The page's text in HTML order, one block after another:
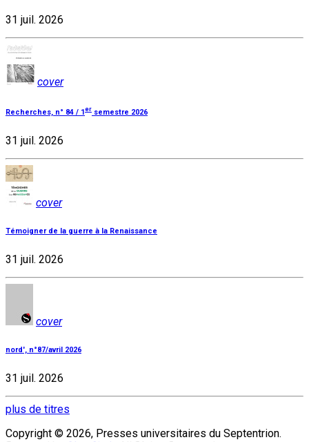
31 juil. 2026
cover
Recherches, n° 84 / 1er semestre 2026
31 juil. 2026
cover
Témoigner de la guerre à la Renaissance
31 juil. 2026
cover
nord', n°87/avril 2026
31 juil. 2026
plus de titres
Copyright © 2026, Presses universitaires du Septentrion.